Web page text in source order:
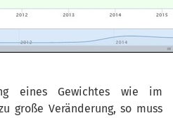
eines Gewichtes wie im
große Veränderung, so muss